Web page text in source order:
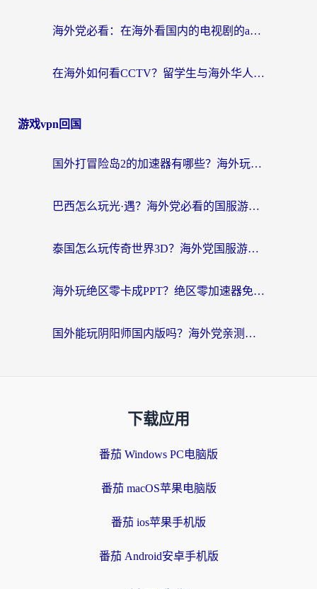
海外党必看：在海外看国内的电视剧的app选对了吗？3步解决地域限制烦恼
在海外如何看CCTV？留学生与海外华人的实用回国加速指南
游戏vpn回国
国外打冒险岛2的加速器有哪些？海外玩家国服畅玩全攻略（附实测推荐）
巴西怎么玩光·遇？海外党必看的国服游戏加速器选择指南（附3款热门游戏实测）
泰国怎么玩传奇世界3D？海外党国服游戏加速终极指南（附非洲欧洲热门游戏解决方案）
海外玩绝区零卡成PPT？绝区零加速器免费的推荐+实用技巧，附墨西哥玩谁是卧底美国玩和平精英攻略
国外能玩阴阳师国内版吗？海外党亲测有效的国服游戏加速指南
下载应用
番茄 Windows PC电脑版
番茄 macOS苹果电脑版
番茄 ios苹果手机版
番茄 Android安卓手机版